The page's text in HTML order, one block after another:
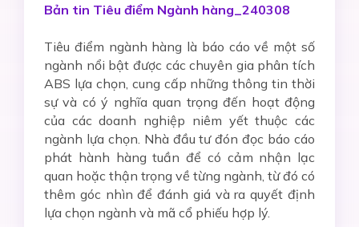
Bản tin Tiêu điểm Ngành hàng_240308
Tiêu điểm ngành hàng là báo cáo về một số
ngành nổi bật được các chuyên gia phân tích
ABS lựa chọn, cung cấp những thông tin thời
sự và có ý nghĩa quan trọng đến hoạt động
của các doanh nghiệp niêm yết thuộc các
ngành lựa chọn. Nhà đầu tư đón đọc báo cáo
phát hành hàng tuần để có cảm nhận lạc
quan hoặc thận trọng về từng ngành, từ đó có
thêm góc nhìn để đánh giá và ra quyết định
lựa chọn ngành và mã cổ phiếu hợp lý.